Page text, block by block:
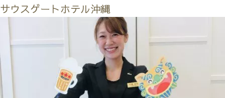
サウスゲートホテル沖縄